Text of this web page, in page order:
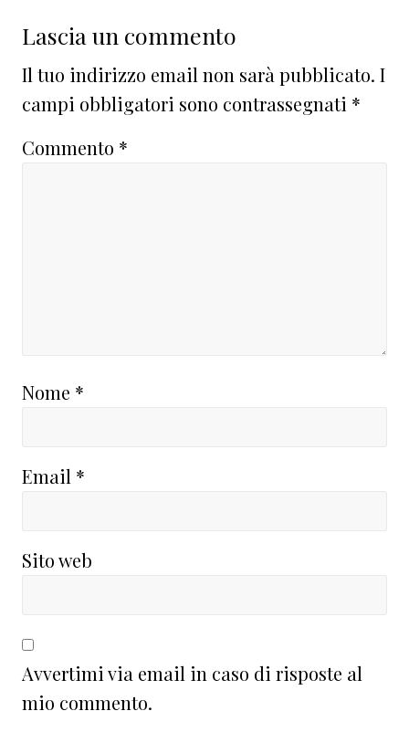
Lascia un commento
Il tuo indirizzo email non sarà pubblicato. I
campi obbligatori sono contrassegnati *
Commento *
Nome *
Email *
Sito web
Avvertimi via email in caso di risposte al
mio commento.